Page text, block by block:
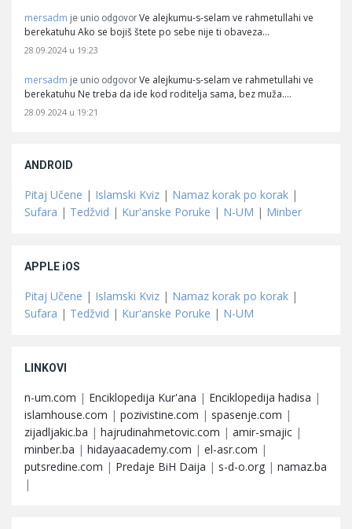
mersadm je unio odgovor Ve alejkumu-s-selam ve rahmetullahi ve
berekatuhu Ako se bojiš štete po sebe nije ti obaveza…
28.09.2024 u 19:23
mersadm je unio odgovor Ve alejkumu-s-selam ve rahmetullahi ve
berekatuhu Ne treba da ide kod roditelja sama, bez muža.…
28.09.2024 u 19:21
ANDROID
Pitaj Učene | Islamski Kviz | Namaz korak po korak |
Sufara | Tedžvid | Kur'anske Poruke | N-UM | Minber
APPLE iOS
Pitaj Učene | Islamski Kviz | Namaz korak po korak |
Sufara | Tedžvid | Kur'anske Poruke | N-UM
LINKOVI
n-um.com | Enciklopedija Kur'ana | Enciklopedija hadisa |
islamhouse.com | pozivistine.com | spasenje.com |
zijadljakic.ba | hajrudinahmetovic.com | amir-smajic |
minber.ba | hidayaacademy.com | el-asr.com |
putsredine.com | Predaje BiH Daija | s-d-o.org | namaz.ba
|